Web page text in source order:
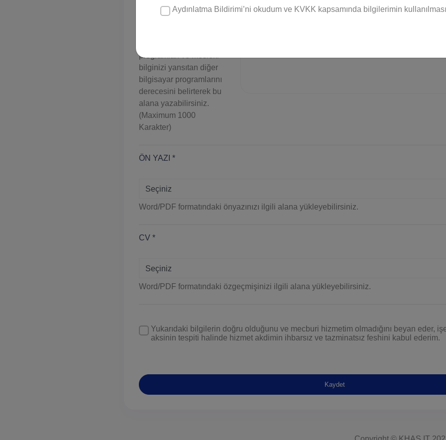
BİLGİSAYAR BİLGİSİ *
programları ve mesleki
bilginizi yansıtan diğer
bilgisayar programlarını
derecesini belirterek bu
alana yazabilirsiniz.
(Maximum 1000
Karakter)
ÖN YAZI *
Seçiniz
Word/PDF formatındaki önyazınızı ilgili alana yükleyebilirsiniz.
CV *
Seçiniz
Word/PDF formatındaki özgeçmişinizi ilgili alana yükleyebilirsiniz.
Yukarıdaki bilgilerin doğru olduğunu ve mecburi hizmetim olmadığını beyan eder,
aksinin tespiti halinde hizmet akdimin ihbarsız ve tazminatsız feshini kabul ederim.
Kaydet
Aydınlatma Bildirimi’ni okudum ve KVKK kapsamında bilgilerimin